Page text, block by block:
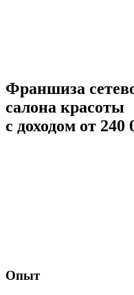
Франшиза
салона красоты
с доходом от 240
Опыт